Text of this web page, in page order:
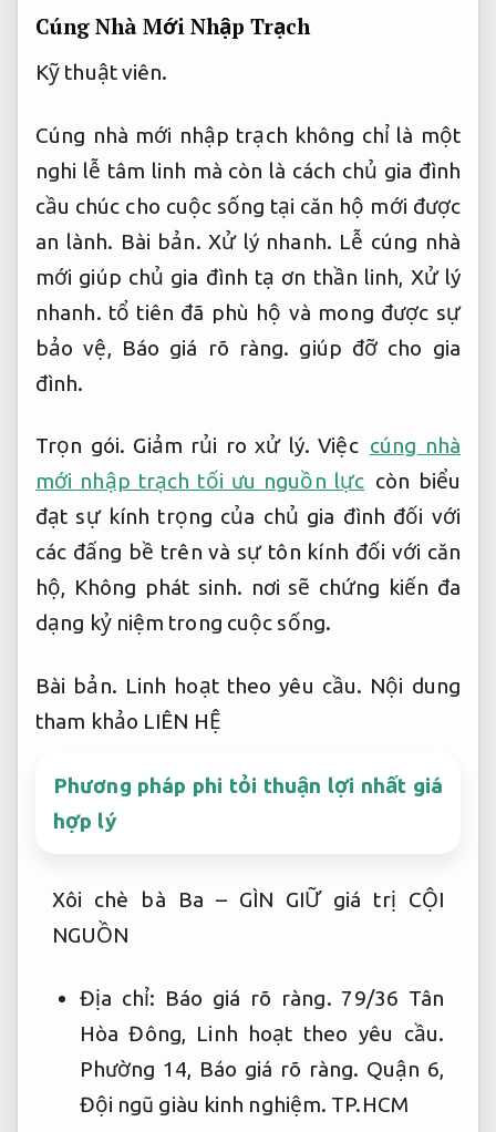
Cúng Nhà Mới Nhập Trạch
Kỹ thuật viên.
Cúng nhà mới nhập trạch không chỉ là một
nghi lễ tâm linh mà còn là cách chủ gia đình
cầu chúc cho cuộc sống tại căn hộ mới được
an lành. Bài bản. Xử lý nhanh. Lễ cúng nhà
mới giúp chủ gia đình tạ ơn thần linh, Xử lý
nhanh. tổ tiên đã phù hộ và mong được sự
bảo vệ, Báo giá rõ ràng. giúp đỡ cho gia
đình.
Trọn gói. Giảm rủi ro xử lý. Việc cúng nhà
mới nhập trạch tối ưu nguồn lực còn biểu
đạt sự kính trọng của chủ gia đình đối với
các đấng bề trên và sự tôn kính đối với căn
hộ, Không phát sinh. nơi sẽ chứng kiến đa
dạng kỷ niệm trong cuộc sống.
Bài bản. Linh hoạt theo yêu cầu. Nội dung
tham khảo LIÊN HỆ
Phương pháp phi tỏi thuận lợi nhất giá
hợp lý
Xôi chè bà Ba – GÌN GIỮ giá trị CỘI
NGUỒN
Địa chỉ: Báo giá rõ ràng. 79/36 Tân
Hòa Đông, Linh hoạt theo yêu cầu.
Phường 14, Báo giá rõ ràng. Quận 6,
Đội ngũ giàu kinh nghiệm. TP.HCM